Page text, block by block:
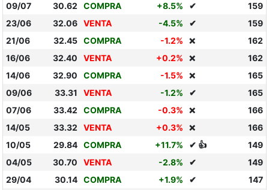
09/07
30.62 COMPRA +8.5% ✔
159
23/06
32.06 VENTA -4.5% ✔
159
21/06
32.45 COMPRA -1.2% ❌
162
16/06
32.40 VENTA +0.2% ❌
162
14/06
32.90 COMPRA -1.5% ❌
165
09/06
33.31 VENTA -1.2% ✔
165
07/06
33.42 COMPRA -0.3% ❌
166
14/05
33.32 VENTA +0.3% ❌
166
10/05
29.84 COMPRA +11.7% ✔ 👍
149
04/05
30.70 VENTA -2.8% ✔
149
29/04
30.14 COMPRA +1.9% ✔
147